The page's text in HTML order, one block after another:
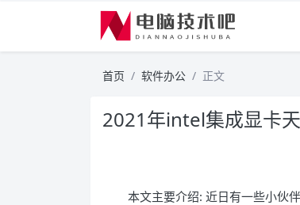
首页 软件办公 正文
2021年intel集成显卡
本文主要介绍: 近日有一些小伙